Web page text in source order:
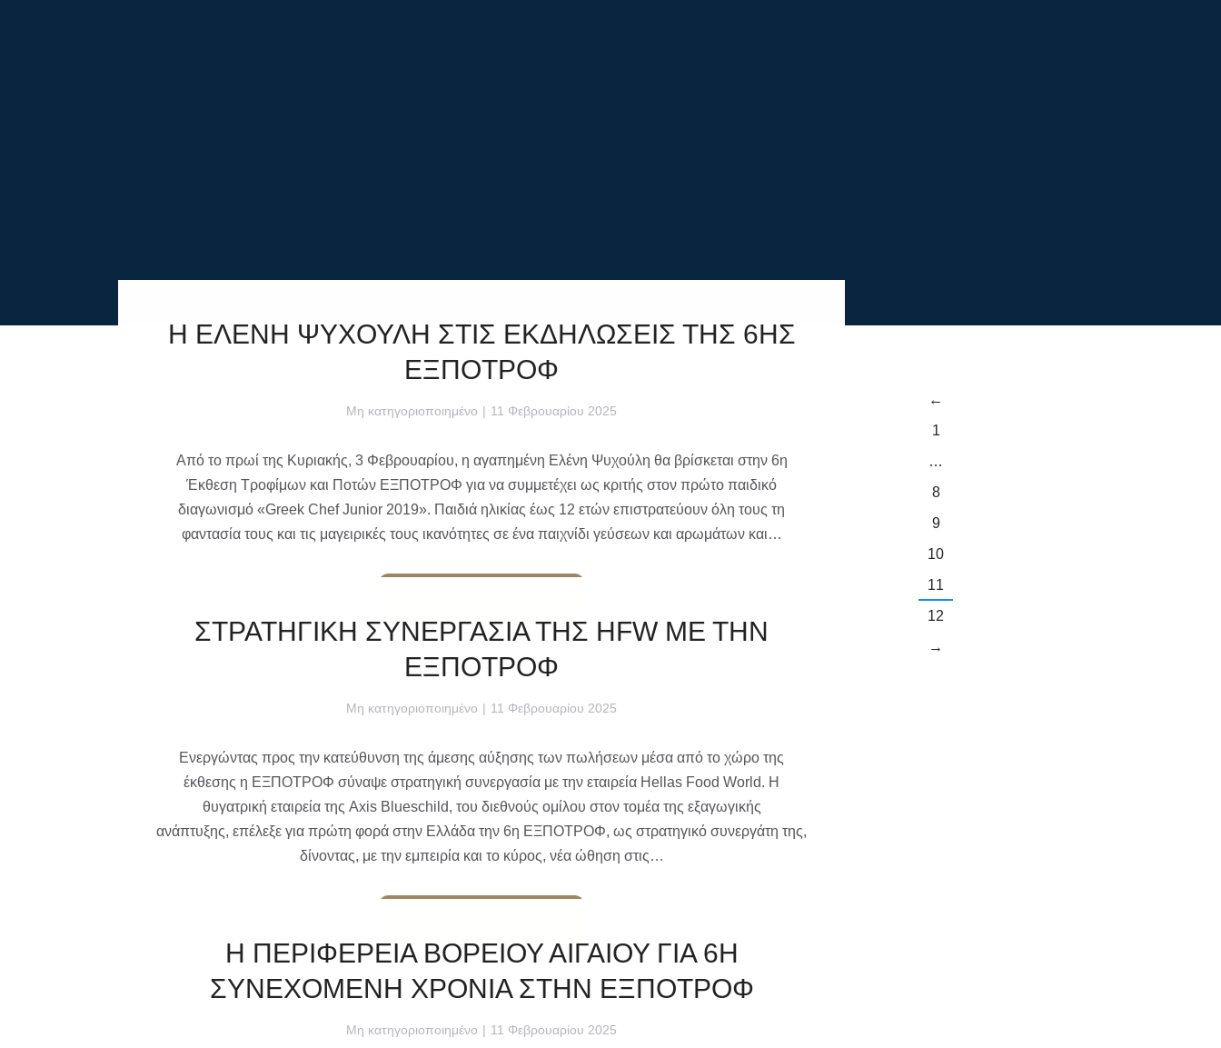
Η ΕΛΕΝΗ ΨΥΧΟΥΛΗ ΣΤΙΣ ΕΚΔΗΛΩΣΕΙΣ ΤΗΣ 6ΗΣ
ΕΞΠΟΤΡΟΦ
Μη κατηγοριοποιημένο 11 Φεβρουαρίου 2025
Από το πρωί της Κυριακής, 3 Φεβρουαρίου, η αγαπημένη Ελένη Ψυχούλη θα βρίσκεται στην 6η
Έκθεση Τροφίμων και Ποτών ΕΞΠΟΤΡΟΦ για να συμμετέχει ως κριτής στον πρώτο παιδικό
διαγωνισμό «Greek Chef Junior 2019». Παιδιά ηλικίας έως 12 ετών επιστρατεύουν όλη τους τη
φαντασία τους και τις μαγειρικές τους ικανότητες σε ένα παιχνίδι γεύσεων και αρωμάτων και…
ΣΤΡΑΤΗΓΙΚΗ ΣΥΝΕΡΓΑΣΙΑ ΤΗΣ HFW ΜΕ ΤΗΝ
ΕΞΠΟΤΡΟΦ
Μη κατηγοριοποιημένο 11 Φεβρουαρίου 2025
Ενεργώντας προς την κατεύθυνση της άμεσης αύξησης των πωλήσεων μέσα από το χώρο της
έκθεσης η ΕΞΠΟΤΡΟΦ σύναψε στρατηγική συνεργασία με την εταιρεία Hellas Food World. Η
θυγατρική εταιρεία της Axis Blueschild, του διεθνούς ομίλου στον τομέα της εξαγωγικής
ανάπτυξης, επέλεξε για πρώτη φορά στην Ελλάδα την 6η ΕΞΠΟΤΡΟΦ, ως στρατηγικό συνεργάτη της,
δίνοντας, με την εμπειρία και το κύρος, νέα ώθηση στις…
Η ΠΕΡΙΦΕΡΕΙΑ ΒΟΡΕΙΟΥ ΑΙΓΑΙΟΥ ΓΙΑ 6Η
ΣΥΝΕΧΟΜΕΝΗ ΧΡΟΝΙΑ ΣΤΗΝ ΕΞΠΟΤΡΟΦ
Μη κατηγοριοποιημένο 11 Φεβρουαρίου 2025
←
1
…
8
9
10
11
12
→